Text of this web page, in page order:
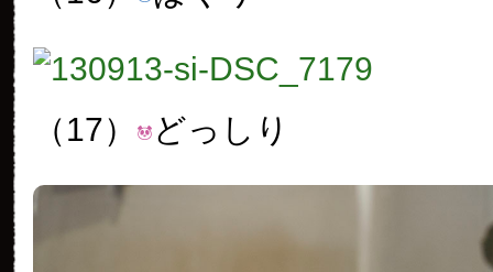
（17） どっしり